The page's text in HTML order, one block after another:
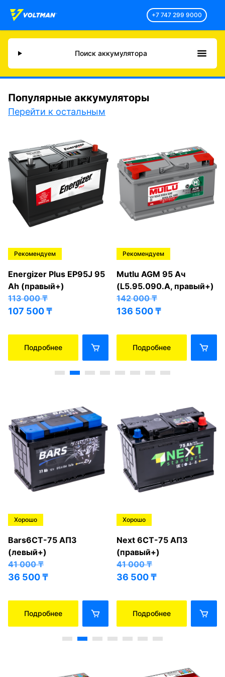
+7 747 299 9000
Поиск аккумулятора
Популярные аккумуляторы
Перейти к остальным
Рекомендуем
Energizer Plus EP95J 95
Ah (правый+)
113 000₸
107 500₸
Подробнее
Рекомендуем
Mutlu AGM 95 Ач
(L5.95.090.A, правый+)
142 000₸
136 500₸
Подробнее
Хорошо
Bars6СТ-75 АПЗ
(левый+)
41 000₸
36 500₸
Подробнее
Хорошо
Next 6СТ-75 АПЗ
(правый+)
41 000₸
36 500₸
Подробнее